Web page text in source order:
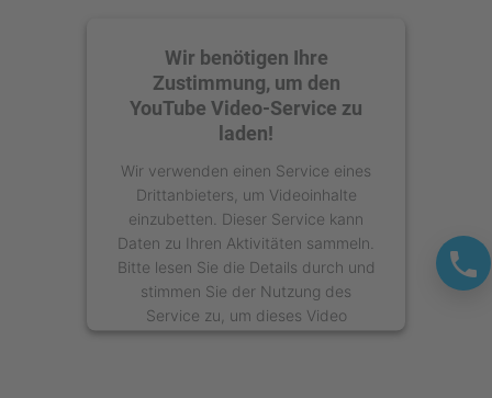
Wir benötigen Ihre
Zustimmung, um den
YouTube Video-Service zu
laden!
Wir verwenden einen Service eines
Drittanbieters, um Videoinhalte
einzubetten. Dieser Service kann
Daten zu Ihren Aktivitäten sammeln.
Bitte lesen Sie die Details durch und
stimmen Sie der Nutzung des
Service zu, um dieses Video
anzusehen.